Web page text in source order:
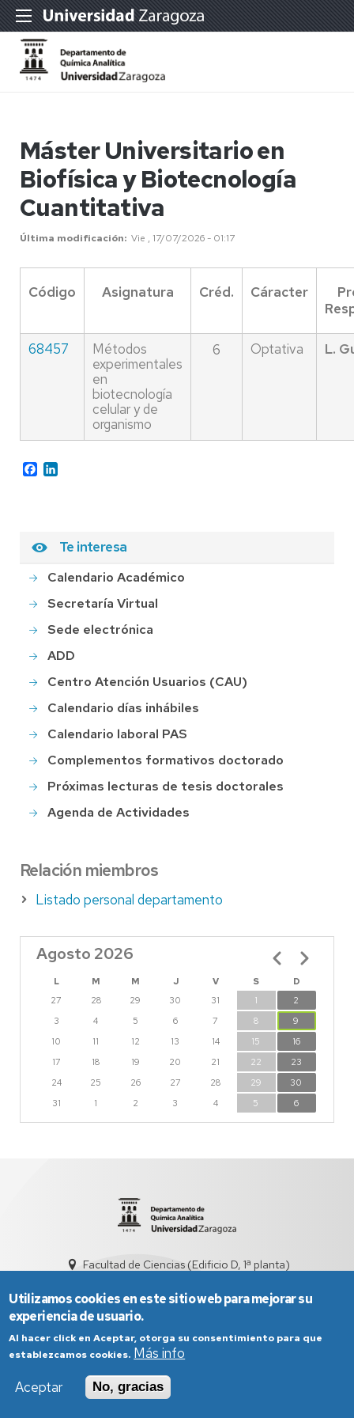
Máster Universitario en
Biofísica y Biotecnología
Cuantitativa
Última modificación Vie , 17/07/2026 - 01:17
Código Asignatura Créd. Cáracter
68457
Métodos
experimentales
en
biotecnología
celular y de
organismo
6 Optativa L.
Facebook
Te interesa
Calendario Académico
Secretaría Virtual
Sede electrónica
ADD
Centro Atención Usuarios (CAU)
Calendario días inhábiles
Calendario laboral PAS
Complementos formativos doctorado
Próximas lecturas de tesis doctorales
Agenda de Actividades
Relación miembros
Listado personal departamento
Agosto 2026
L M M J V S
D
27
28 29 30 31 1
2
3
4 5 6 7 8
9
10
11 12 13 14 15
16
17
18 19 20 21 22
23
24
25 26 27 28 29
30
31
1 2 3 4 5 6
Paginación
Facultad de Ciencias (Edificio D, 1ª planta)
Aviso Legal
Condiciones generales de uso
Política de Privacidad
Utilizamos cookies en este sitio web para mejorar su
experiencia de usuario.
Al hacer click en Aceptar, otorga su consentimiento para que
establezcamos cookies. Más info
Aceptar
No, gracias